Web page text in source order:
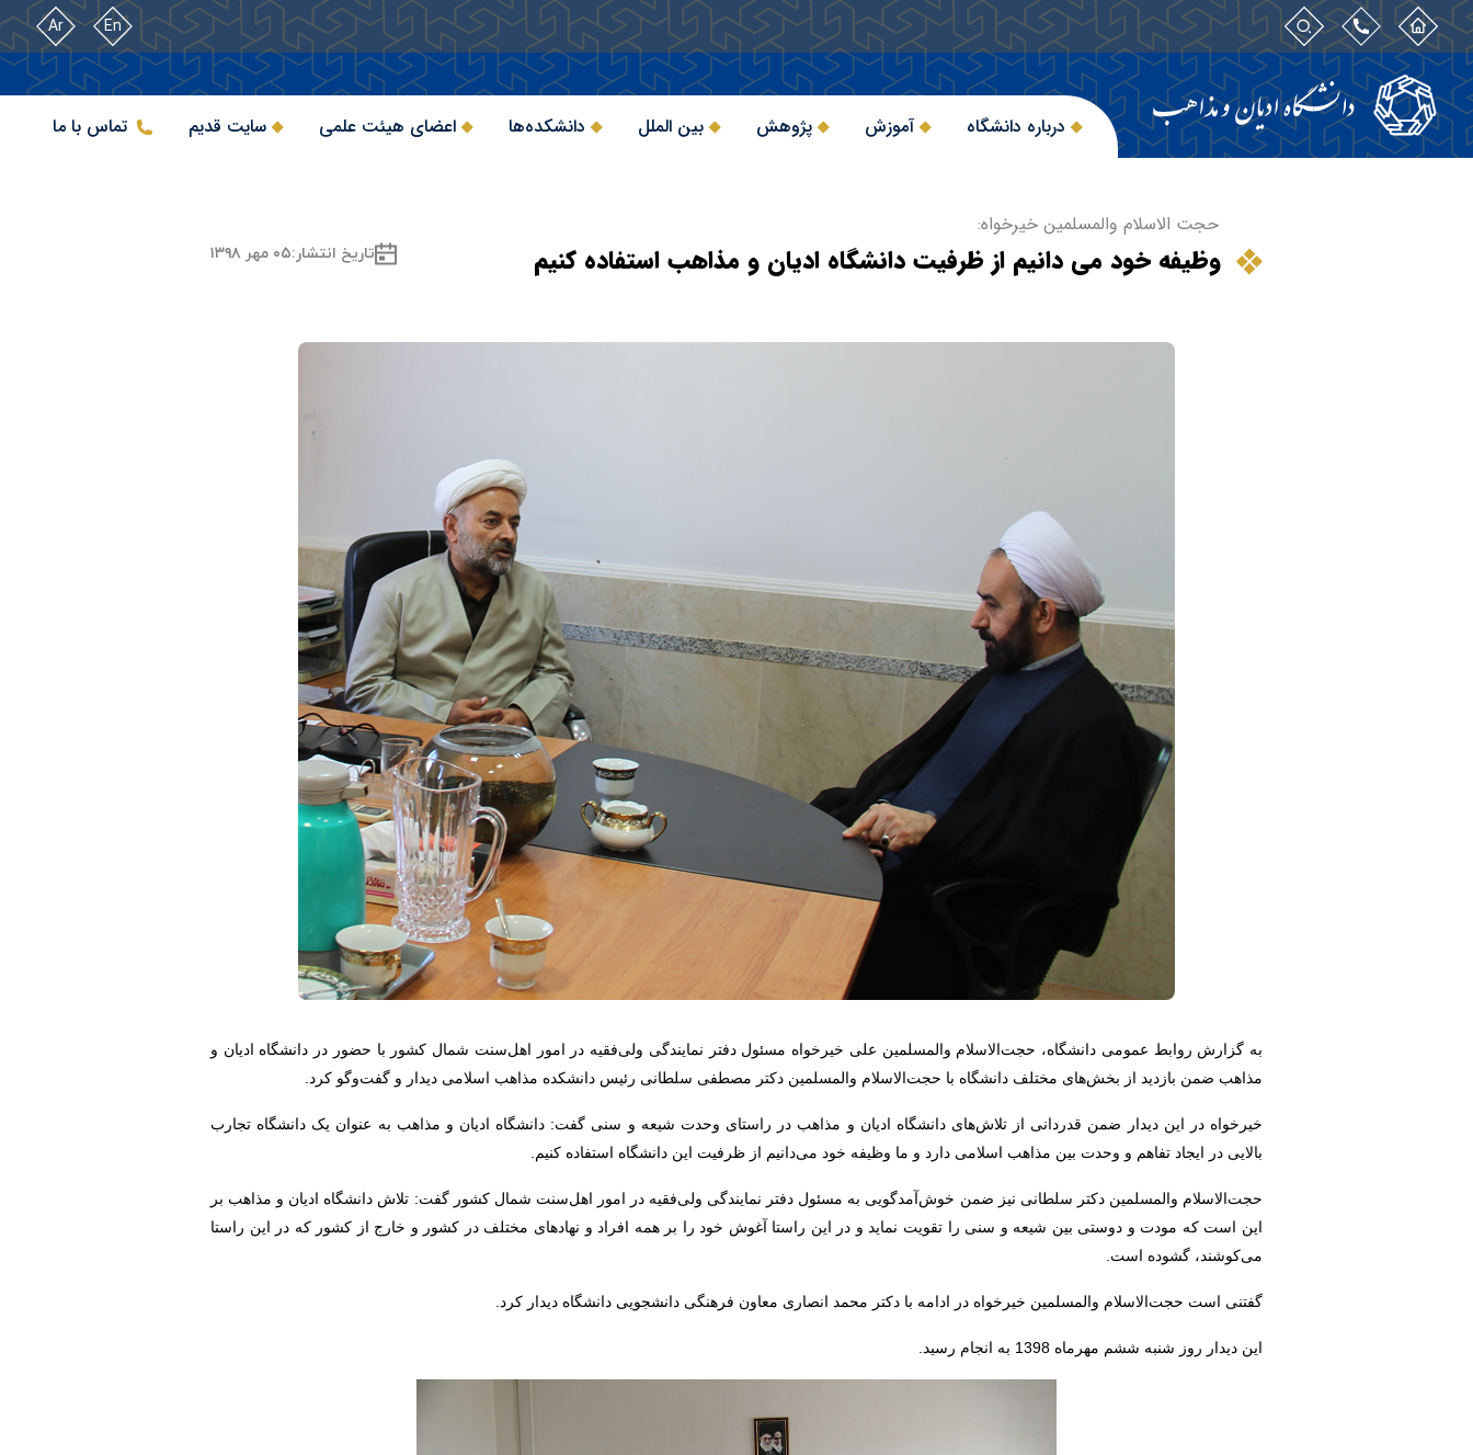
En
Ar
درباره دانشگاه آموزش پژوهش بین الملل دانشکده‌ها اعضای هیئت علمی سایت قدیم تماس با ما
حجت الاسلام والمسلمین خیرخواه:
وظیفه خود می دانیم از ظرفیت دانشگاه ادیان و مذاهب استفاده کنیم تاریخ انتشار:۰۵ مهر ۱۳۹۸
به گزارش روابط عمومی دانشگاه، حجت‌الاسلام والمسلمین علی خیرخواه مسئول دفتر نمایندگی ولی‌فقیه در امور اهل‌سنت شمال کشور با حضور در دانشگاه ادیان و
مذاهب ضمن بازدید از بخش‌های مختلف دانشگاه با حجت‌الاسلام والمسلمین دکتر مصطفی سلطانی رئیس دانشکده مذاهب اسلامی دیدار و گفت‌وگو کرد.
خیرخواه در این دیدار ضمن قدردانی از تلاش‌های دانشگاه ادیان و مذاهب در راستای وحدت شیعه و سنی گفت: دانشگاه ادیان و مذاهب به عنوان یک دانشگاه تجارب
بالایی در ایجاد تفاهم و وحدت بین مذاهب اسلامی دارد و ما وظیفه خود می‌دانیم از ظرفیت این دانشگاه استفاده کنیم.
حجت‌الاسلام والمسلمین دکتر سلطانی نیز ضمن خوش‌آمدگویی به مسئول دفتر نمایندگی ولی‌فقیه در امور اهل‌سنت شمال کشور گفت: تلاش دانشگاه ادیان و مذاهب بر
این است که مودت و دوستی بین شیعه و سنی را تقویت نماید و در این راستا آغوش خود را بر همه افراد و نهادهای مختلف در کشور و خارج از کشور که در این راستا
می‌کوشند، گشوده است.
گفتنی است حجت‌الاسلام والمسلمین خیرخواه در ادامه با دکتر محمد انصاری معاون فرهنگی دانشجویی دانشگاه دیدار کرد.
این دیدار روز شنبه ششم مهرماه 1398 به انجام رسید.